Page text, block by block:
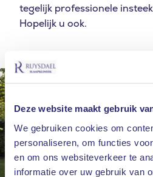
Deze website maakt gebruik
We gebruiken cookies om
personaliseren, om functies
en om ons websiteverkeer te
informatie over uw gebruik van
tegelijk professionele
Hopelijk u ook.